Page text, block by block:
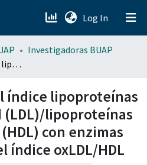
Log In (current)
Investigadoras BUAP
Relación entre el índice lipoproteínas de baja densidad (LDL)/lipoproteínas de alta densidad (HDL) con enzimas antioxidantes y el índice oxLDL/HDL
índice lipoproteínas
(LDL)/lipoproteínas
con enzimas
índice oxLDL/HDL